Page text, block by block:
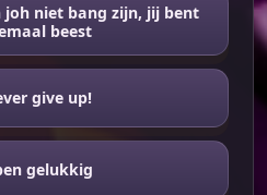
joh niet bang zijn, jij bent
beest
give up!
gelukkig